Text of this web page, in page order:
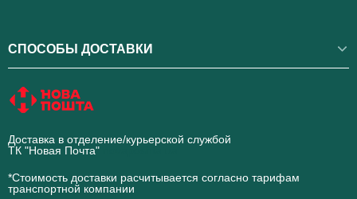
СПОСОБЫ ДОСТАВКИ
Доставка в отделение/курьерской службой
ТК "Новая Почта"
*Стоимость доставки расчитывается согласно тарифам
транспортной компании